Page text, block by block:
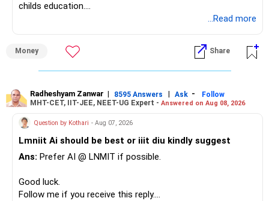
childs education.
– Your Rs.1 crore FD provides a strong safety base.
– You have around Rs.15 lakh separately for emergencies.
– The plot is another existing asset, but need not be
increased.
– Your term insurance is already fully paid.
– Family health insurance provides important protection.
– Most importantly, you have no EMI or outstanding loan.
» Your Retirement Requirement
...Read more
Money Share
Radheshyam Zanwar | 8595 Answers | Ask -
Follow
MHT-CET, IIT-JEE, NEET-UG Expert - Answered on Aug 08, 2026
Question by Kothari - Aug 07, 2026
Lmniit Ai should be best or iiit diu kindly suggest
Ans: Prefer AI @ LNMIT if possible.
Good luck.
Follow me if you receive this reply.